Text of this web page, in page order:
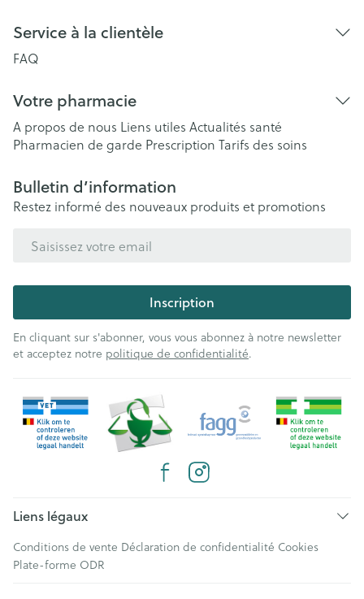
Service à la clientèle
FAQ
Votre pharmacie
A propos de nous Liens utiles Actualités santé
Pharmacien de garde Prescription Tarifs des soins
Bulletin d’information
Restez informé des nouveaux produits et promotions
Inscription
En cliquant sur s'abonner, vous vous abonnez à notre newsletter
et acceptez notre politique de confidentialité.
Liens légaux
Conditions de vente Déclaration de confidentialité Cookies
Plate-forme ODR